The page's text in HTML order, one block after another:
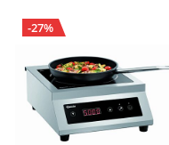
-27%